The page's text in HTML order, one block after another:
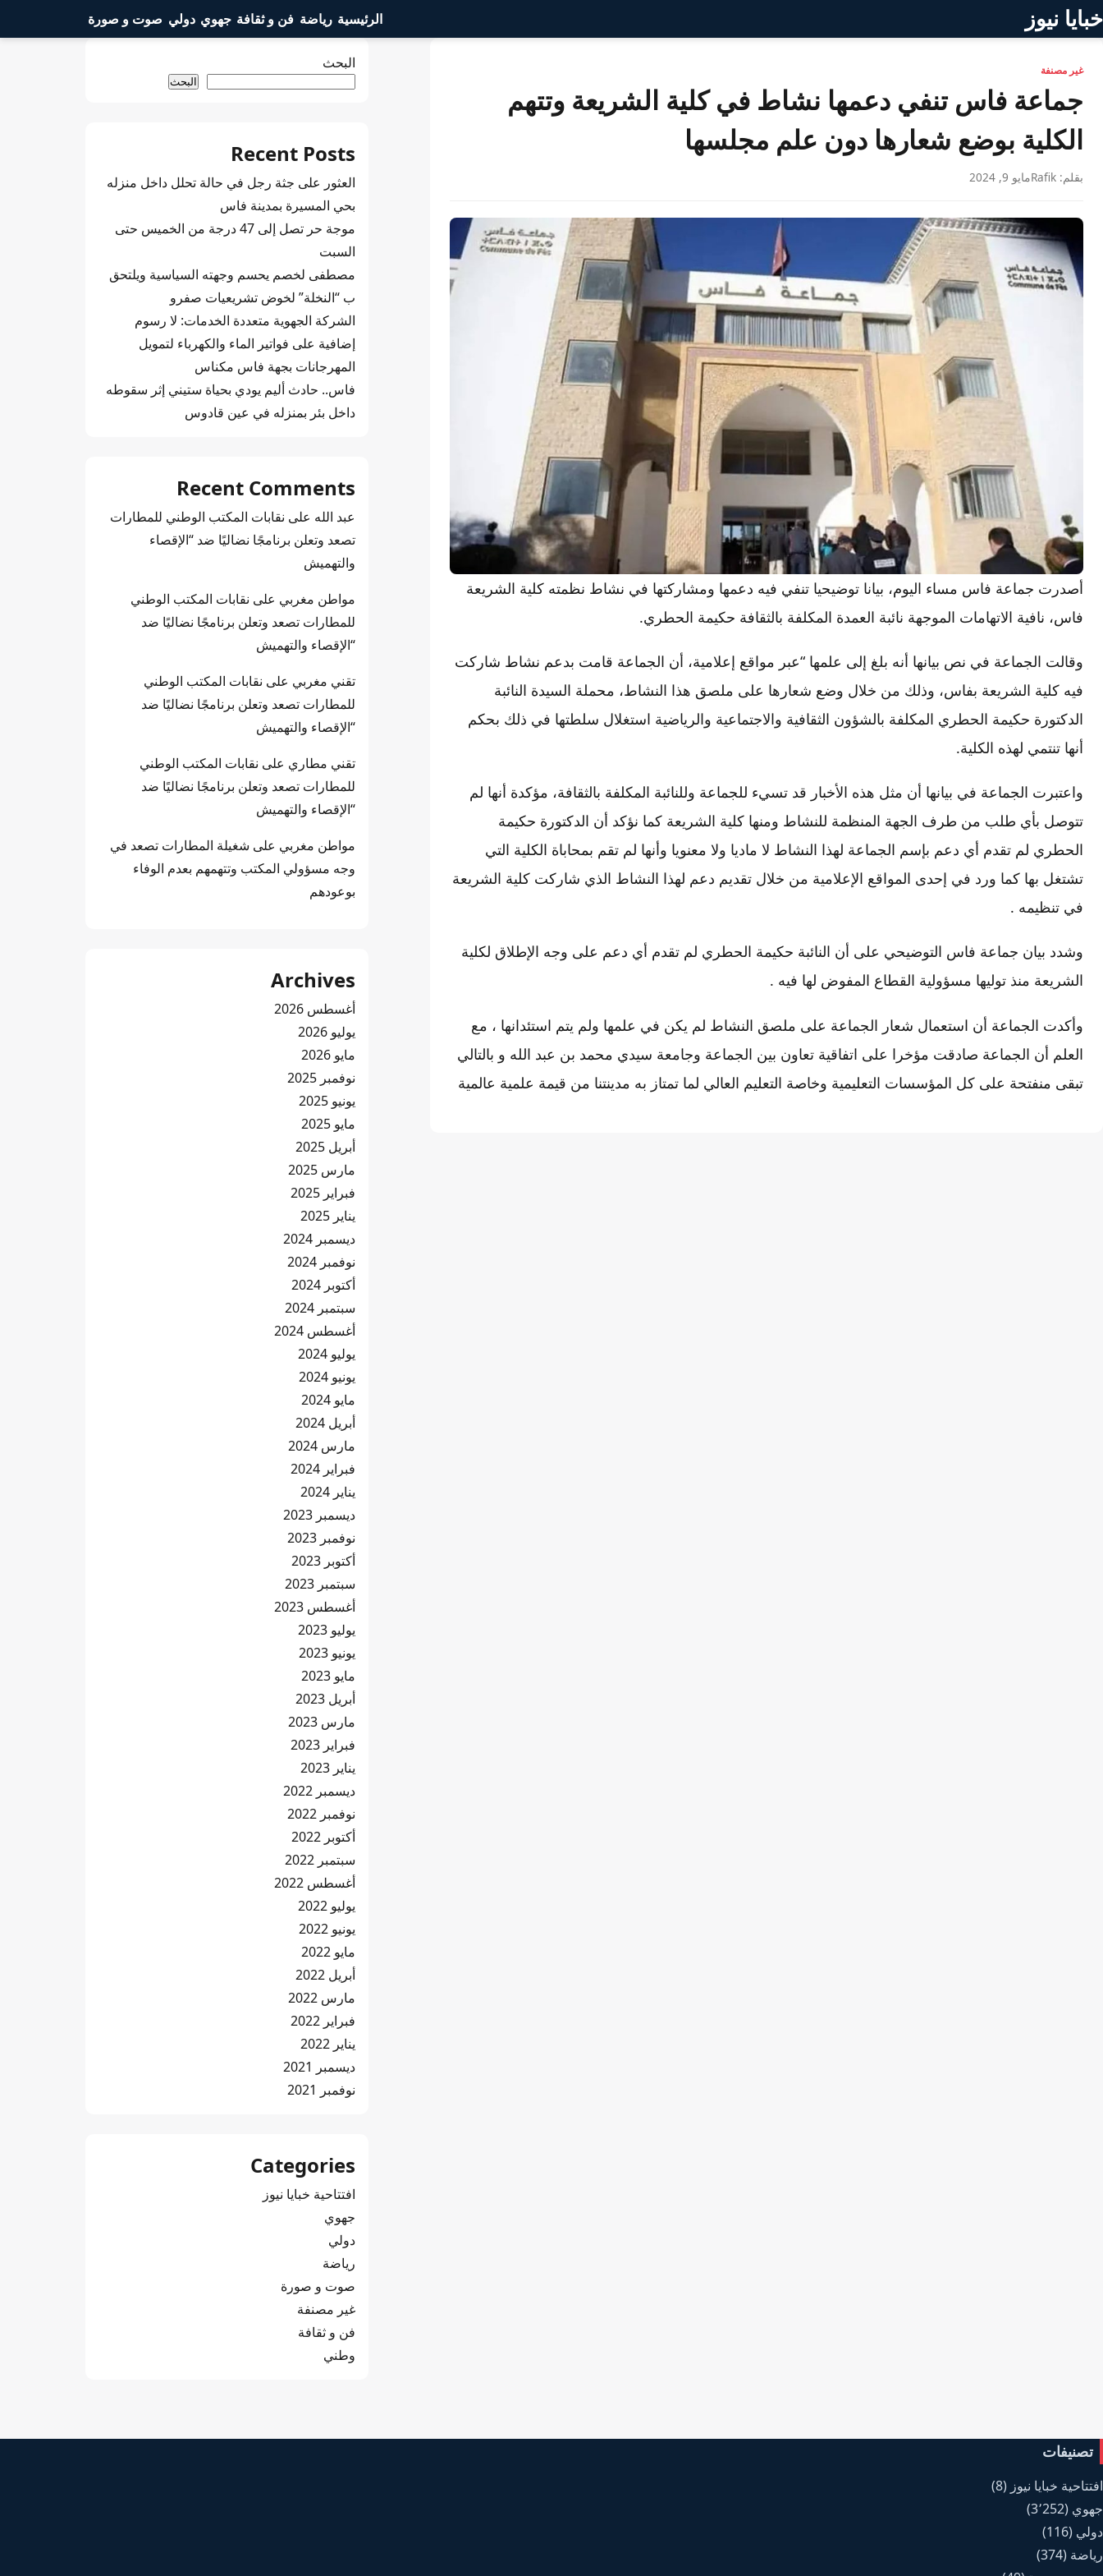
خبايا نيوز الرئيسية رياضة فن و ثقافة جهوي دولي صوت و صورة
غير مصنفة
جماعة فاس تنفي دعمها نشاط في كلية الشريعة وتتهم
الكلية بوضع شعارها دون علم مجلسها
بقلم: Rafik مايو 9, 2024
أصدرت جماعة فاس مساء اليوم، بيانا توضيحيا تنفي فيه دعمها ومشاركتها في نشاط نظمته كلية الشريعة
فاس، نافية الاتهامات الموجهة نائبة العمدة المكلفة بالثقافة حكيمة الحطري.
وقالت الجماعة في نص بيانها أنه بلغ إلى علمها “عبر مواقع إعلامية، أن الجماعة قامت بدعم نشاط شاركت
فيه كلية الشريعة بفاس، وذلك من خلال وضع شعارها على ملصق هذا النشاط، محملة السيدة النائبة
الدكتورة حكيمة الحطري المكلفة بالشؤون الثقافية والاجتماعية والرياضية استغلال سلطتها في ذلك بحكم
أنها تنتمي لهذه الكلية.
واعتبرت الجماعة في بيانها أن مثل هذه الأخبار قد تسيء للجماعة وللنائبة المكلفة بالثقافة، مؤكدة أنها لم
تتوصل بأي طلب من طرف الجهة المنظمة للنشاط ومنها كلية الشريعة كما نؤكد أن الدكتورة حكيمة
الحطري لم تقدم أي دعم بإسم الجماعة لهذا النشاط لا ماديا ولا معنويا وأنها لم تقم بمحاباة الكلية التي
تشتغل بها كما ورد في إحدى المواقع الإعلامية من خلال تقديم دعم لهذا النشاط الذي شاركت كلية الشريعة
في تنظيمه .
وشدد بيان جماعة فاس التوضيحي على أن النائبة حكيمة الحطري لم تقدم أي دعم على وجه الإطلاق لكلية
الشريعة منذ توليها مسؤولية القطاع المفوض لها فيه .
وأكدت الجماعة أن استعمال شعار الجماعة على ملصق النشاط لم يكن في علمها ولم يتم استئدانها ، مع
العلم أن الجماعة صادقت مؤخرا على اتفاقية تعاون بين الجماعة وجامعة سيدي محمد بن عبد الله و بالتالي
تبقى منفتحة على كل المؤسسات التعليمية وخاصة التعليم العالي لما تمتاز به مدينتنا من قيمة علمية عالمية
البحث
البحث
Recent Posts
العثور على جثة رجل في حالة تحلل داخل منزله
بحي المسيرة بمدينة فاس
موجة حر تصل إلى 47 درجة من الخميس حتى
السبت
مصطفى لخصم يحسم وجهته السياسية ويلتحق
ب “النخلة” لخوض تشريعيات صفرو
الشركة الجهوية متعددة الخدمات: لا رسوم
إضافية على فواتير الماء والكهرباء لتمويل
المهرجانات بجهة فاس مكناس
فاس.. حادث أليم يودي بحياة ستيني إثر سقوطه
داخل بئر بمنزله في عين قادوس
Recent Comments
عبد الله على نقابات المكتب الوطني للمطارات
تصعد وتعلن برنامجًا نضاليًا ضد “الإقصاء
والتهميش
مواطن مغربي على نقابات المكتب الوطني
للمطارات تصعد وتعلن برنامجًا نضاليًا ضد
“الإقصاء والتهميش
تقني مغربي على نقابات المكتب الوطني
للمطارات تصعد وتعلن برنامجًا نضاليًا ضد
“الإقصاء والتهميش
تقني مطاري على نقابات المكتب الوطني
للمطارات تصعد وتعلن برنامجًا نضاليًا ضد
“الإقصاء والتهميش
مواطن مغربي على شغيلة المطارات تصعد في
وجه مسؤولي المكتب وتتهمهم بعدم الوفاء
بوعودهم
Archives
أغسطس 2026
يوليو 2026
مايو 2026
نوفمبر 2025
يونيو 2025
مايو 2025
أبريل 2025
مارس 2025
فبراير 2025
يناير 2025
ديسمبر 2024
نوفمبر 2024
أكتوبر 2024
سبتمبر 2024
أغسطس 2024
يوليو 2024
يونيو 2024
مايو 2024
أبريل 2024
مارس 2024
فبراير 2024
يناير 2024
ديسمبر 2023
نوفمبر 2023
أكتوبر 2023
سبتمبر 2023
أغسطس 2023
يوليو 2023
يونيو 2023
مايو 2023
أبريل 2023
مارس 2023
فبراير 2023
يناير 2023
ديسمبر 2022
نوفمبر 2022
أكتوبر 2022
سبتمبر 2022
أغسطس 2022
يوليو 2022
يونيو 2022
مايو 2022
أبريل 2022
مارس 2022
فبراير 2022
يناير 2022
ديسمبر 2021
نوفمبر 2021
Categories
افتتاحية خبايا نيوز
جهوي
دولي
رياضة
صوت و صورة
غير مصنفة
فن و ثقافة
وطني
تصنيفات
افتتاحية خبايا نيوز (8)
جهوي (3٬252)
دولي (116)
رياضة (374)